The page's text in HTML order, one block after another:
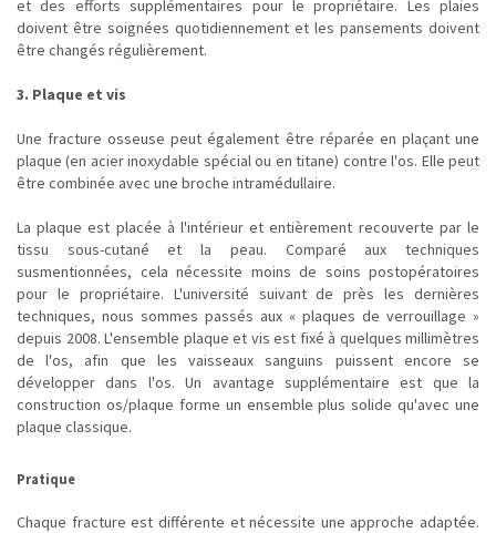
et des efforts supplémentaires pour le propriétaire. Les plaies
doivent être soignées quotidiennement et les pansements doivent
être changés régulièrement.
3. Plaque et vis
Une fracture osseuse peut également être réparée en plaçant une
plaque (en acier inoxydable spécial ou en titane) contre l'os. Elle peut
être combinée avec une broche intramédullaire.
La plaque est placée à l'intérieur et entièrement recouverte par le
tissu sous-cutané et la peau. Comparé aux techniques
susmentionnées, cela nécessite moins de soins postopératoires
pour le propriétaire. L'université suivant de près les dernières
techniques, nous sommes passés aux « plaques de verrouillage »
depuis 2008. L'ensemble plaque et vis est fixé à quelques millimètres
de l'os, afin que les vaisseaux sanguins puissent encore se
développer dans l'os. Un avantage supplémentaire est que la
construction os/plaque forme un ensemble plus solide qu'avec une
plaque classique.
Pratique
Chaque fracture est différente et nécessite une approche adaptée.